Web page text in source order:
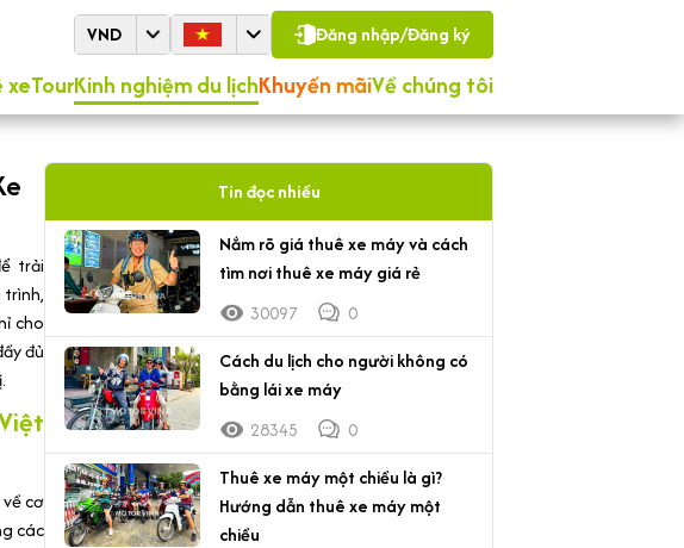
VND Đăng nhập/Đăng ký
xeTourKinh nghiệm du lịchKhuyến mãiVề chúng tôi
trải
trình,
cho
đủ
cơ
các
Tin đọc nhiều
Nắm rõ giá thuê xe máy và cách
tìm nơi thuê xe máy giá rẻ
30097
0
Cách du lịch cho người không có
bằng lái xe máy
28345
0
Thuê xe máy một chiều là gì?
Hướng dẫn thuê xe máy một
chiều